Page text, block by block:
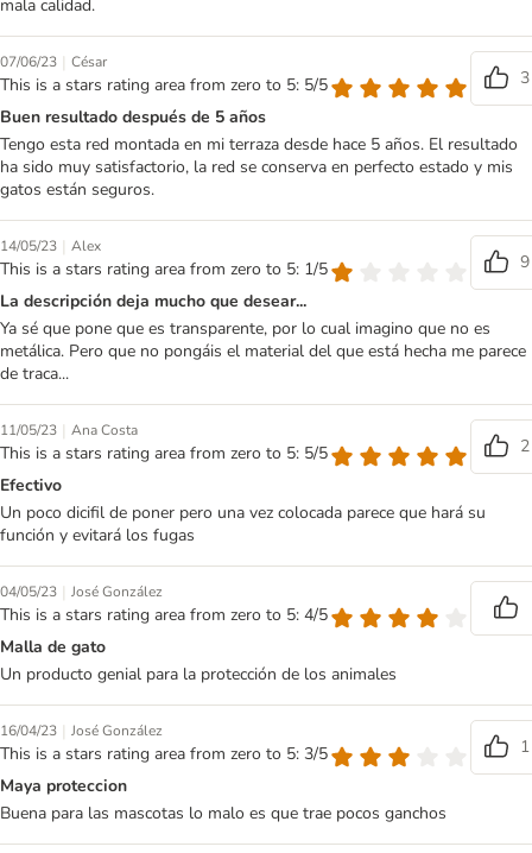
mala calidad.
07/06/23 | César
This is a stars rating area from zero to 5: 5/5
3
Buen resultado después de 5 años
Tengo esta red montada en mi terraza desde hace 5 años. El resultado
ha sido muy satisfactorio, la red se conserva en perfecto estado y mis
gatos están seguros.
14/05/23 | Alex
This is a stars rating area from zero to 5: 1/5
9
La descripción deja mucho que desear...
Ya sé que pone que es transparente, por lo cual imagino que no es
metálica. Pero que no pongáis el material del que está hecha me parece
de traca...
11/05/23 | Ana Costa
This is a stars rating area from zero to 5: 5/5
2
Efectivo
Un poco dicifil de poner pero una vez colocada parece que hará su
función y evitará los fugas
04/05/23 | José González
This is a stars rating area from zero to 5: 4/5
Malla de gato
Un producto genial para la protección de los animales
16/04/23 | José González
This is a stars rating area from zero to 5: 3/5
1
Maya proteccion
Buena para las mascotas lo malo es que trae pocos ganchos